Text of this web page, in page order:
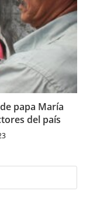
papa María
del país